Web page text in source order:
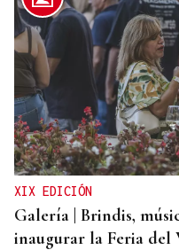
XIX EDICIÓN
Galería | Brindis,
inaugurar la Feria del